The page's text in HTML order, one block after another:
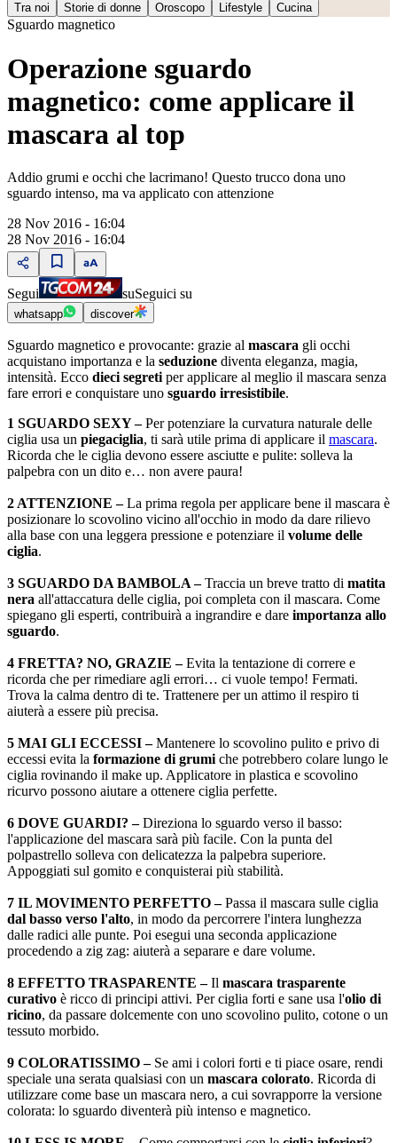
Tra noi
Storie di donne Oroscopo Lifestyle Cucina
Sguardo magnetico
Operazione sguardo
magnetico: come applicare il
mascara al top
Addio grumi e occhi che lacrimano! Questo trucco dona uno
sguardo intenso, ma va applicato con attenzione
28 Nov 2016 - 16:04
28 Nov 2016 - 16:04
Segui suSeguici su
whatsapp discover
Sguardo magnetico e provocante: grazie al mascara gli occhi
acquistano importanza e la seduzione diventa eleganza, magia,
intensità. Ecco dieci segreti per applicare al meglio il mascara senza
fare errori e conquistare uno sguardo irresistibile.
1 SGUARDO SEXY –Per potenziare la curvatura naturale delle
ciglia usa un piegaciglia, ti sarà utile prima di applicare il mascara.
Ricorda che le ciglia devono essere asciutte e pulite: solleva la
palpebra con un dito e… non avere paura!
2 ATTENZIONE –La prima regola per applicare bene il mascara è
posizionare lo scovolino vicino all'occhio in modo da dare rilievo
alla base con una leggera pressione e potenziare il volume delle
ciglia.
3 SGUARDO DA BAMBOLA –Traccia un breve tratto di matita
nera all'attaccatura delle ciglia, poi completa con il mascara. Come
spiegano gli esperti, contribuirà a ingrandire e dare importanza allo
sguardo.
4 FRETTA? NO, GRAZIE –Evita la tentazione di correre e
ricorda che per rimediare agli errori… ci vuole tempo! Fermati.
Trova la calma dentro di te. Trattenere per un attimo il respiro ti
aiuterà a essere più precisa.
5 MAI GLI ECCESSI –Mantenere lo scovolino pulito e privo di
eccessi evita la formazione di grumi che potrebbero colare lungo le
ciglia rovinando il make up. Applicatore in plastica e scovolino
ricurvo possono aiutare a ottenere ciglia perfette.
6 DOVE GUARDI? –Direziona lo sguardo verso il basso:
l'applicazione del mascara sarà più facile. Con la punta del
polpastrello solleva con delicatezza la palpebra superiore.
Appoggiati sul gomito e conquisterai più stabilità.
7 IL MOVIMENTO PERFETTO –Passa il mascara sulle ciglia
dal basso verso l'alto, in modo da percorrere l'intera lunghezza
dalle radici alle punte. Poi esegui una seconda applicazione
procedendo a zig zag: aiuterà a separare e dare volume.
8 EFFETTO TRASPARENTE –Il mascara trasparente
curativo è ricco di principi attivi. Per ciglia forti e sane usa l'olio di
ricino, da passare dolcemente con uno scovolino pulito, cotone o un
tessuto morbido.
9 COLORATISSIMO –Se ami i colori forti e ti piace osare, rendi
speciale una serata qualsiasi con un mascara colorato. Ricorda di
utilizzare come base un mascara nero, a cui sovrapporre la versione
colorata: lo sguardo diventerà più intenso e magnetico.